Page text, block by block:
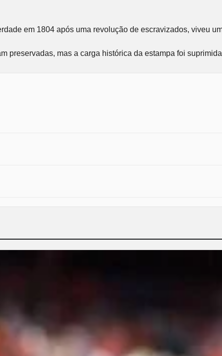
em 1804 após uma revolução de escravizados, viveu
preservadas, mas a carga histórica da estampa foi